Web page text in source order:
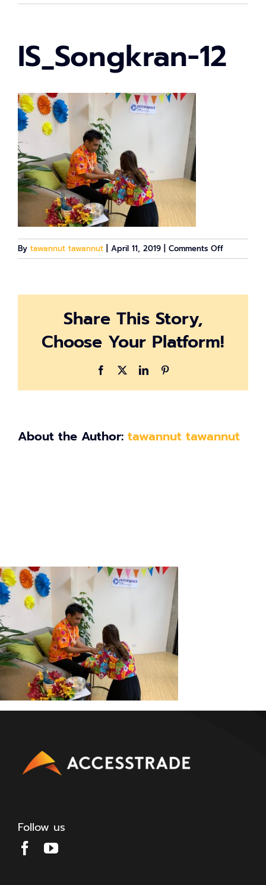
IS_Songkran-12
By tawannut tawannut April 11, 2019 Comments Offon
Share This Story,
Choose Your Platform!
Facebook LinkedIn
About the Author: tawannut tawannut
Follow us